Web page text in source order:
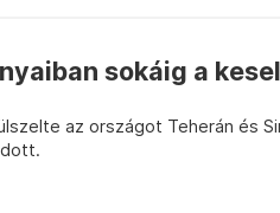
sokáig a
az országot Teherán és